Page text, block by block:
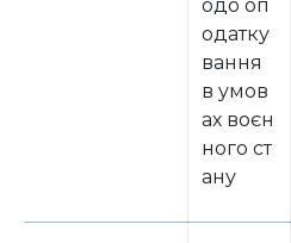
одо оп
одатку
вання
в умов
ах воєн
ного ст
ану